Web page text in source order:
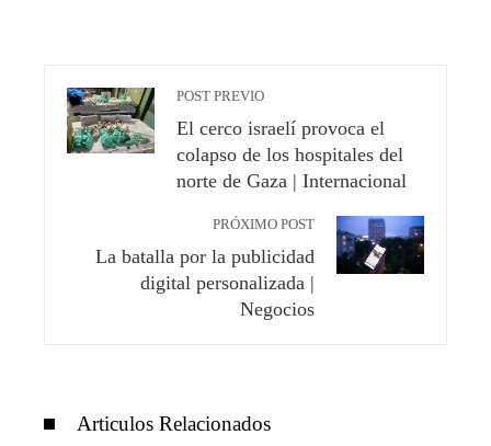
POST PREVIO
El cerco israelí provoca el
colapso de los hospitales del
norte de Gaza | Internacional
PRÓXIMO POST
La batalla por la publicidad
digital personalizada |
Negocios
Articulos Relacionados